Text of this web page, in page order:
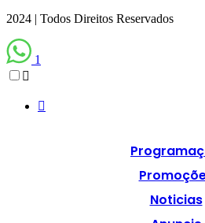
2024 | Todos Direitos Reservados
1
Noticias